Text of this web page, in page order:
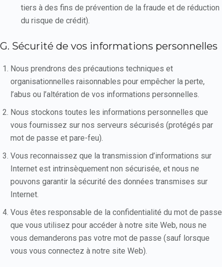
tiers à des fins de prévention de la fraude et de réduction
du risque de crédit).
G. Sécurité de vos informations personnelles
Nous prendrons des précautions techniques et
organisationnelles raisonnables pour empêcher la perte,
l’abus ou l’altération de vos informations personnelles.
Nous stockons toutes les informations personnelles que
vous fournissez sur nos serveurs sécurisés (protégés par
mot de passe et pare-feu).
Vous reconnaissez que la transmission d’informations sur
Internet est intrinsèquement non sécurisée, et nous ne
pouvons garantir la sécurité des données transmises sur
Internet.
Vous êtes responsable de la confidentialité du mot de passe
que vous utilisez pour accéder à notre site Web, nous ne
vous demanderons pas votre mot de passe (sauf lorsque
vous vous connectez à notre site Web).